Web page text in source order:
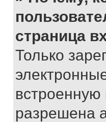
страница
Только
разрешена